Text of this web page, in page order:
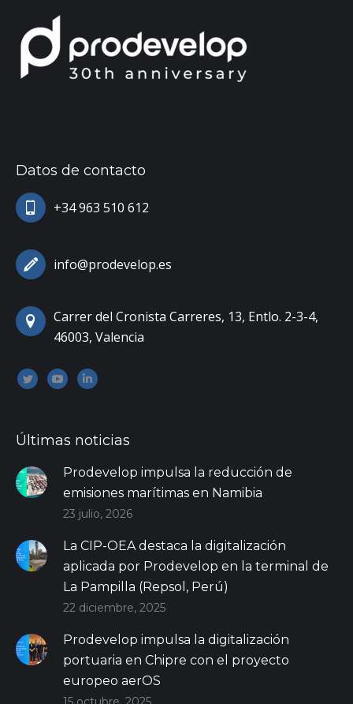
Datos de contacto
+34 963 510 612
info@prodevelop.es
Carrer del Cronista Carreres, 13, Entlo. 2-3-4,
46003, Valencia
Encuéntranos en:
TwitterYouTubeLinkedin
Últimas noticias
Prodevelop impulsa la reducción de
emisiones marítimas en Namibia
23 julio, 2026
La CIP-OEA destaca la digitalización
aplicada por Prodevelop en la terminal de
La Pampilla (Repsol, Perú)
22 diciembre, 2025
Prodevelop impulsa la digitalización
portuaria en Chipre con el proyecto
europeo aerOS